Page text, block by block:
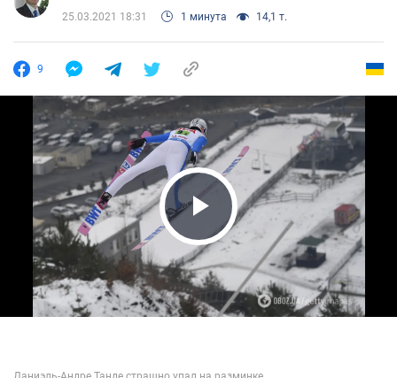
25.03.2021 18:31 1 минута 14,1 т.
9
Play Video